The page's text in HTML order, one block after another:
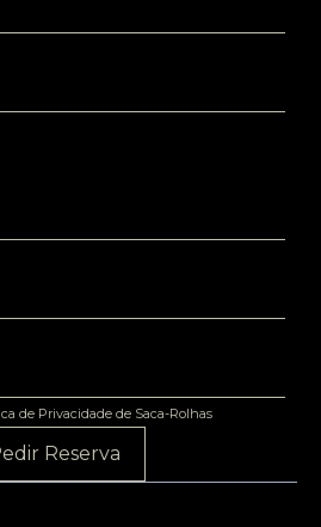
de Privacidade de Saca-Rolhas
Reserva